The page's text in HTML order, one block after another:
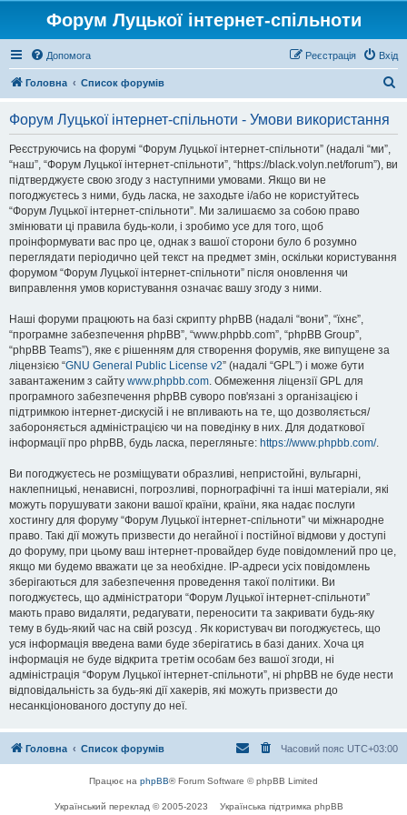
Форум Луцької інтернет-спільноти
Допомога Вхід
Реєстрація
Головна Список форумів
Форум Луцької інтернет-спільноти - Умови використання
Реєструючись на форумі “Форум Луцької інтернет-спільноти” (надалі “ми”,
“наш”, “Форум Луцької інтернет-спільноти”, “https://black.volyn.net/forum”), ви
підтверджуєте свою згоду з наступними умовами. Якщо ви не
погоджуєтесь з ними, будь ласка, не заходьте і/або не користуйтесь
“Форум Луцької інтернет-спільноти”. Ми залишаємо за собою право
змінювати ці правила будь-коли, і зробимо усе для того, щоб
проінформувати вас про це, однак з вашої сторони було б розумно
переглядати періодично цей текст на предмет змін, оскільки користування
форумом “Форум Луцької інтернет-спільноти” після оновлення чи
виправлення умов користування означає вашу згоду з ними.
Наші форуми працюють на базі скрипту phpBB (надалі “вони”, “їхнє”,
“програмне забезпечення phpBB”, “www.phpbb.com”, “phpBB Group”,
“phpBB Teams”), яке є рішенням для створення форумів, яке випущене за
ліцензією “GNU General Public License v2” (надалі “GPL”) і може бути
завантаженим з сайту www.phpbb.com. Обмеження ліцензії GPL для
програмного забезпечення phpBB суворо пов'язані з організацією і
підтримкою інтернет-дискусій і не впливають на те, що дозволяється/
забороняється адміністрацією чи на поведінку в них. Для додаткової
інформації про phpBB, будь ласка, перегляньте: https://www.phpbb.com/.
Ви погоджуєтесь не розміщувати образливі, непристойні, вульгарні,
наклепницькі, ненависні, погрозливі, порнографічні та інші матеріали, які
можуть порушувати закони вашої країни, країни, яка надає послуги
хостингу для форуму “Форум Луцької інтернет-спільноти” чи міжнародне
право. Такі дії можуть призвести до негайної і постійної відмови у доступі
до форуму, при цьому ваш інтернет-провайдер буде повідомлений про це,
якщо ми будемо вважати це за необхідне. IP-адреси усіх повідомлень
зберігаються для забезпечення проведення такої політики. Ви
погоджуєтесь, що адміністратори “Форум Луцької інтернет-спільноти”
мають право видаляти, редагувати, переносити та закривати будь-яку
тему в будь-який час на свій розсуд . Як користувач ви погоджуєтесь, що
уся інформація введена вами буде зберігатись в базі даних. Хоча ця
інформація не буде відкрита третім особам без вашої згоди, ні
адміністрація “Форум Луцької інтернет-спільноти”, ні phpBB не буде нести
відповідальність за будь-які дії хакерів, які можуть призвести до
несанкціонованого доступу до неї.
Головна Список форумів Часовий пояс UTC+03:00
Працює на phpBB® Forum Software © phpBB Limited
Український переклад © 2005-2023 Українська підтримка phpBB